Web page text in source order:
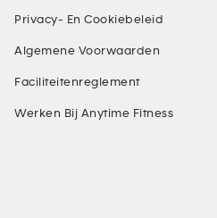
Privacy- En Cookiebeleid
Algemene Voorwaarden
Faciliteitenreglement
Werken Bij Anytime Fitness